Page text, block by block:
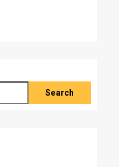
Search